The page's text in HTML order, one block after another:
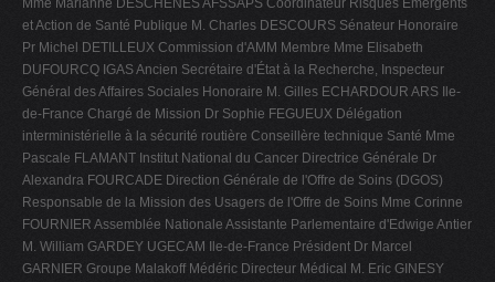
Mme Marianne DESCHENES AFSSAPS Coordinateur Risques Émergents
et Action de Santé Publique M. Charles DESCOURS Sénateur Honoraire
Pr Michel DETILLEUX Commission d'AMM Membre Mme Elisabeth
DUFOURCQ IGAS Ancien Secrétaire d'État à la Recherche, Inspecteur
Général des Affaires Sociales Honoraire M. Gilles ECHARDOUR ARS Ile-
de-France Chargé de Mission Dr Sophie FEGUEUX Délégation
interministérielle à la sécurité routière Conseillère technique Santé Mme
Pascale FLAMANT Institut National du Cancer Directrice Générale Dr
Alexandra FOURCADE Direction Générale de l'Offre de Soins (DGOS)
Responsable de la Mission des Usagers de l'Offre de Soins Mme Corinne
FOURNIER Assemblée Nationale Assistante Parlementaire d'Edwige Antier
M. William GARDEY UGECAM Ile-de-France Président Dr Marcel
GARNIER Groupe Malakoff Médéric Directeur Médical M. Eric GINESY